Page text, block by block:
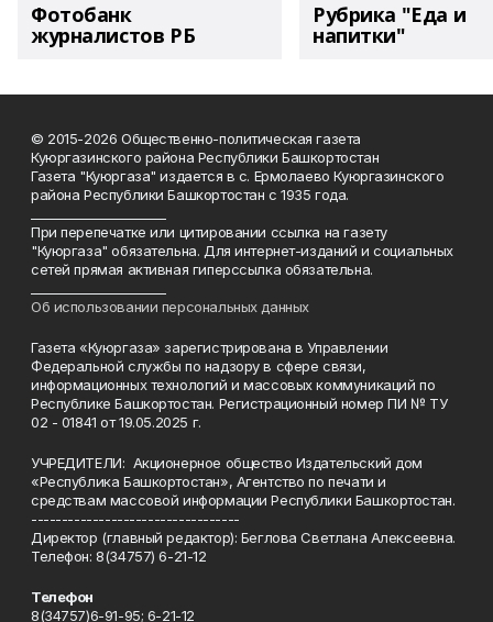
Фотобанк
журналистов РБ
Рубрика "Еда и
напитки"
© 2015-2026 Общественно-политическая газета
Куюргазинского района Республики Башкортостан
Газета "Куюргаза" издается в с. Ермолаево Куюргазинского
района Республики Башкортостан с 1935 года.
При перепечатке или цитировании ссылка на газету
"Куюргаза" обязательна. Для интернет-изданий и социальных
сетей прямая активная гиперссылка обязательна.
Об использовании персональных данных
Газета «Куюргаза» зарегистрирована в Управлении
Федеральной службы по надзору в сфере связи,
информационных технологий и массовых коммуникаций по
Республике Башкортостан. Регистрационный номер ПИ № ТУ
02 - 01841 от 19.05.2025 г.
УЧРЕДИТЕЛИ: Акционерное общество Издательский дом
«Республика Башкортостан», Агентство по печати и
средствам массовой информации Республики Башкортостан.
----------------------------------
Директор (главный редактор): Беглова Светлана Алексеевна.
Телефон: 8(34757) 6-21-12
Телефон
8(34757)6-91-95; 6-21-12